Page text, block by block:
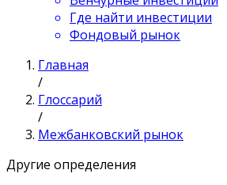
Где найти инвестиции
Фондовый рынок
Главная
/
Глоссарий
/
Межбанковский рынок
Другие определения